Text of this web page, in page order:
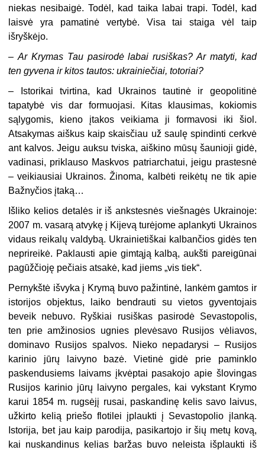
niekas nesibaigė. Todėl, kad taika labai trapi. Todėl, kad
laisvė yra pamatinė vertybė. Visa tai staiga vėl taip
išryškėjo.
–Ar Krymas Tau pasirodė labai rusiškas? Ar matyti, kad
ten gyvena ir kitos tautos: ukrainiečiai, totoriai?
–
Istorikai tvirtina, kad Ukrainos tautinė ir geopolitinė
tapatybė vis dar for­muojasi. Kitas klausimas, kokiomis
sąlygomis, kieno įtakos veikiama ji for­mavosi iki šiol.
Atsakymas aiškus kaip skaisčiau už saulę spindinti cerkvė
ant kalvos. Jeigu auksu tviska, aiškino mūsų šaunioji gidė,
vadinasi, priklauso Mask­vos patriarchatui, jeigu prastesnė
– veikiausiai Ukrainos. Žinoma, kalbėti reikė­tų ne tik apie
Bažnyčios įtaką…
Išliko kelios detalės ir iš ankstesnės viešnagės Ukrainoje:
2007 m. vasarą at­vykę į Kijevą turėjome aplankyti Ukrainos
vidaus reikalų valdybą. Ukrainietiškai kalbančios gidės ten
neprireikė. Paklausti apie gimtąją kalbą, aukšti pareigūnai
pagūžčioję pečiais atsakė, kad jiems „vis tiek“.
Pernykštė išvyka į Krymą buvo pažintinė, lankėm gamtos ir
istorijos objek­tus, laiko bendrauti su vietos gyventojais
beveik nebuvo. Ryškiai rusiškas pasirodė Sevastopolis,
ten prie amžinosios ugnies plevėsavo Rusijos vėliavos,
dominavo Rusijos spalvos. Nieko nepadarysi – Rusijos
karinio jūrų laivyno bazė. Vietinė gidė prie paminklo
paskendusiems laivams įkvėptai pasakojo apie šlo­vingas
Rusijos karinio jūrų laivyno pergales, kai vykstant Krymo
karui 1854 m. rugsėjį rusai, paskandinę kelis savo laivus,
užkirto kelią priešo flotilei įplaukti į Sevastopolio įlanką.
Istorija, bet jau kaip parodija, pasikartojo ir šių metų kovą,
kai nuskandinus kelias baržas buvo neleista išplaukti iš